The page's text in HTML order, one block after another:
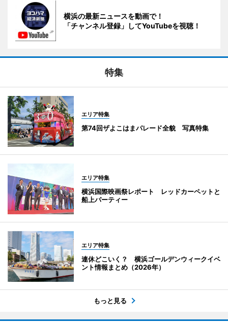
横浜の最新ニュースを動画で！
「チャンネル登録」してYouTubeを視聴！
特集
エリア特集
第74回ザよこはまパレード全貌 写真特集
エリア特集
横浜国際映画祭レポート レッドカーペットと
船上パーティー
エリア特集
連休どこいく？ 横浜ゴールデンウィークイベ
ント情報まとめ（2026年）
もっと見る